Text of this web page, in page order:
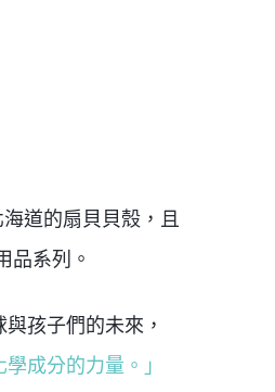
道的扇貝貝殼，且
品系列。
孩子們的未來，
成分的力量。」